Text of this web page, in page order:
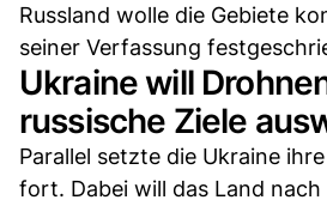
Russland wolle die Gebiete
seiner Verfassung
Ukraine will
russische Ziele
Parallel setzte die Ukraine
fort. Dabei will das Land nach